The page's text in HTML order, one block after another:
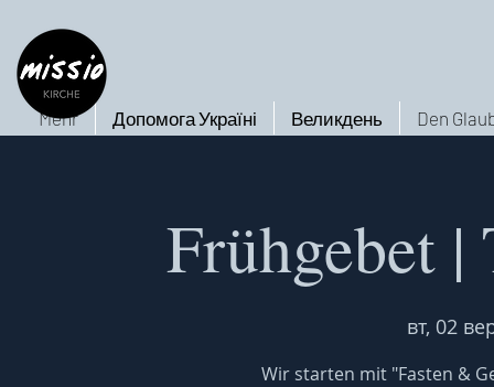
Den
Великдень
Допомога Україні
Mehr
Frühgebet |
вт, 02
Wir starten mit "Fasten &